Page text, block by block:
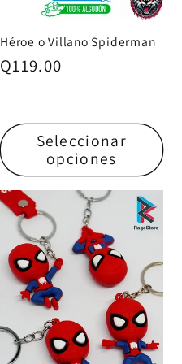
Héroe o Villano Spiderman
Precio
Q119.00
Seleccionar
opciones